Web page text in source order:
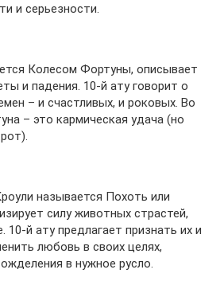
и серьезности.
Колесом Фортуны, описывает
и падения. 10-й ату говорит о
– и счастливых, и роковых. Во
– это кармическая удача (но
называется Похоть или
силу животных страстей,
10-й ату предлагает признать их и
любовь в своих целях,
в нужное русло.